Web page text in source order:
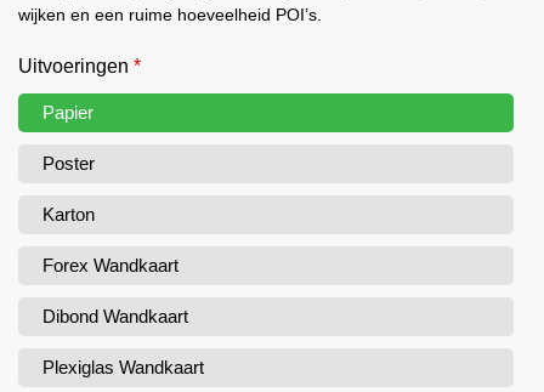
wijken en een ruime hoeveelheid POI’s.
Uitvoeringen *
Papier
Poster
Karton
Forex Wandkaart
Dibond Wandkaart
Plexiglas Wandkaart